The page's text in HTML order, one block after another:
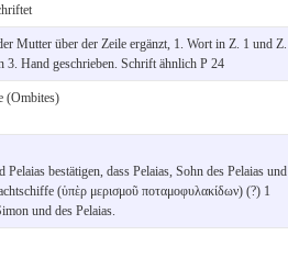
Mutter über der Zeile ergänzt, 1. Wort in Z. 1 und Z.
3. Hand geschrieben. Schrift ähnlich P 24
(Ombites)
bestätigen, dass Pelaias, Sohn des Pelaias und
(ὑπὲρ μερισμοῦ ποταμοφυλακίδων) (?) 1
und des Pelaias.